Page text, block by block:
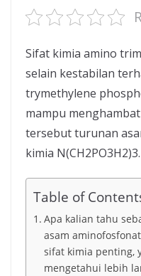
Sifat kimia amino
selain kestabilan
trymethylene
mampu
tersebut turunan
kimia N(CH2PO3H2)3.
Table of
Apa kalian tahu
asam
sifat kimia penting,
mengetahui lebih